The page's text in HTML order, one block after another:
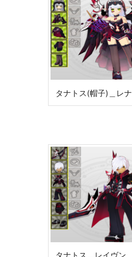
タナトス(帽子)＿レナ
タナトス＿レイヴン